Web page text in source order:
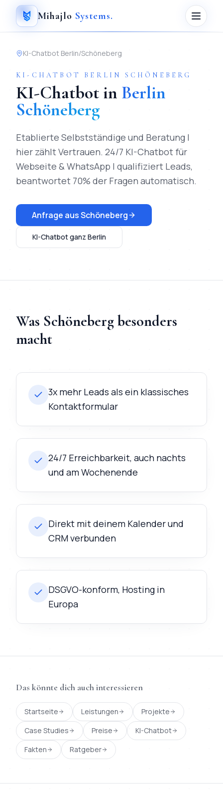
Mihajlo Systems.
KI-Chatbot Berlin/Schöneberg
KI-CHATBOT BERLIN SCHÖNEBERG
KI-Chatbot in Berlin
Schöneberg
Etablierte Selbstständige und Beratung |
hier zählt Vertrauen. 24/7 KI-Chatbot für
Webseite & WhatsApp | qualifiziert Leads,
beantwortet 70% der Fragen automatisch.
Anfrage ausSchöneberg
KI-Chatbotganz Berlin
Was Schönebergbesonders
macht
3x mehr Leads als ein klassisches
Kontaktformular
24/7 Erreichbarkeit, auch nachts
und am Wochenende
Direkt mit deinem Kalender und
CRM verbunden
DSGVO-konform, Hosting in
Europa
Das könnte dich auch interessieren
Startseite Leistungen
Projekte
Case Studies
Preise
KI-Chatbot
Fakten
Ratgeber